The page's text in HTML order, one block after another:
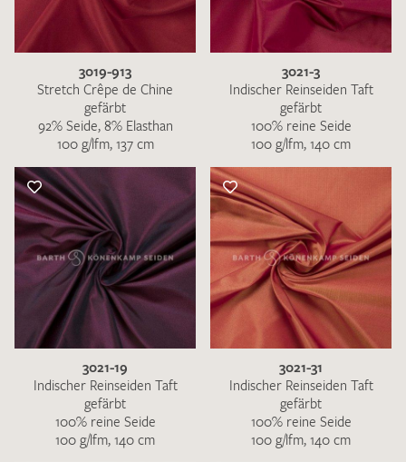
3019-913
Stretch Crêpe de Chine
gefärbt
92% Seide, 8% Elasthan
100 g/lfm, 137 cm
3021-3
Indischer Reinseiden Taft
gefärbt
100% reine Seide
100 g/lfm, 140 cm
3021-19
Indischer Reinseiden Taft
gefärbt
100% reine Seide
100 g/lfm, 140 cm
3021-31
Indischer Reinseiden Taft
gefärbt
100% reine Seide
100 g/lfm, 140 cm